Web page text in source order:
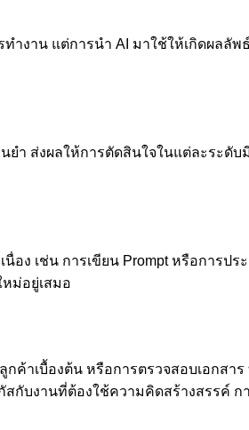
งาน แต่การนำ AI มาใช้ให้เกิดผลลัพ
ำ ส่งผลให้การตัดสินใจในแต่ละระดั
ง เช่น การเขียน Prompt หรือการปร
ม่อยู่เสมอ
าเบื้องต้น หรือการตรวจสอบเอกสา
สกับงานที่ต้องใช้ความคิดสร้างสรรค์